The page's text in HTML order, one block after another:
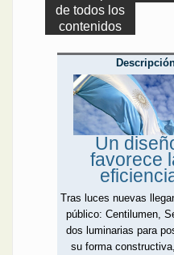
de todos los
contenidos
Un
favorece
Tras luces nuevas
público: Centilumen,
dos luminarias para
su forma